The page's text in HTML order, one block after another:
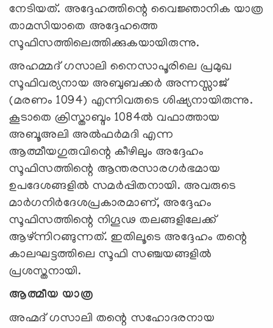
നേടിയത്. അദ്ദേഹത്തിന്റെ വൈജ്ഞാനിക യാത്ര
താമസിയാതെ അദ്ദേഹത്തെ
സൂഫിസത്തിലെത്തിക്കുകയായിരുന്നു.
അഹമ്മദ് ഗസാലി നൈസാപൂരിലെ പ്രമുഖ
സൂഫിവര്യനായ അബുബക്കർ അന്നസ്സാജ്
(മരണം 1094) എന്നിവരുടെ ശിഷ്യനായിരുന്നു.
കൂടാതെ ക്രിസ്താബ്ദം 1084ൽ വഫാത്തായ
അബൂഅലി അൽഫർമദി എന്ന
ആത്മീയഗുരുവിന്റെ കീഴിലും അദ്ദേഹം
സൂഫിസത്തിന്റെ ആന്തരസാരഗർഭമായ
ഉപദേശങ്ങളിൽ സമർപ്പിതനായി. അവരുടെ
മാർഗനിർദേശപ്രകാരമാണ്, അദ്ദേഹം
സൂഫിസത്തിന്റെ നിഗൂഢ തലങ്ങളിലേക്ക്
ആഴ്ന്നിറങ്ങുന്നത്. ഇതിലൂടെ അദ്ദേഹം തന്റെ
കാലഘട്ടത്തിലെ സൂഫി സഞ്ചയങ്ങളിൽ
പ്രശസ്തനായി.
ആത്മീയ യാത്ര
അഹ്മദ് ഗസാലി തന്റെ സഹോദരനായ